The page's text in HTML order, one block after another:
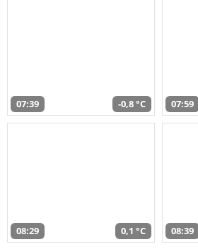
07:39 -0,8 °C 07:59
08:29 0,1 °C 08:39